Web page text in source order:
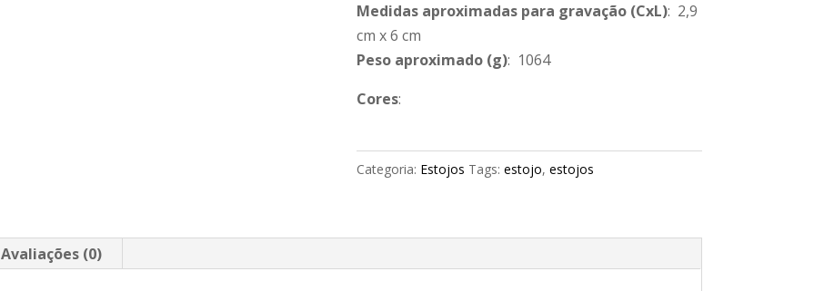
Medidas aproximadas para gravação(CxL): 2,9
cm x 6 cm
Peso aproximado(g): 1064
Cores:
Categoria: Estojos Tags: estojo, estojos
Avaliações (0)